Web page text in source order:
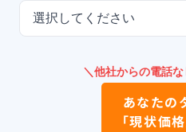
選択してください
＼他社からの電話
あなたの
「現状価